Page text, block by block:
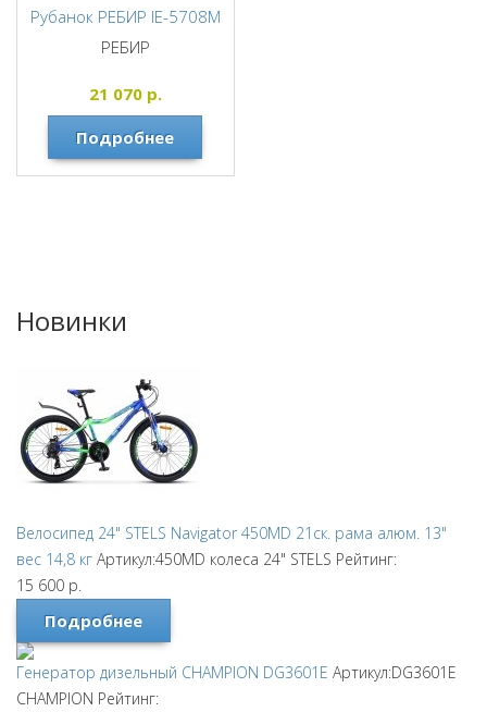
Рубанок РЕБИР IE-5708M
РЕБИР
21 070р.
Подробнее
Новинки
Велосипед 24" STELS Navigator 450MD 21ск. рама алюм. 13"
вес 14,8 кг Артикул:450MD колеса 24" STELS Рейтинг:
15 600 р.
Подробнее
Генератор дизельный CHAMPION DG3601E Артикул:DG3601E
CHAMPION Рейтинг: